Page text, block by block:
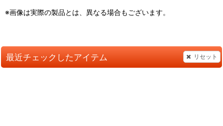
※画像は実際の製品とは、異なる場合もございます。
最近チェックしたアイテム リセット